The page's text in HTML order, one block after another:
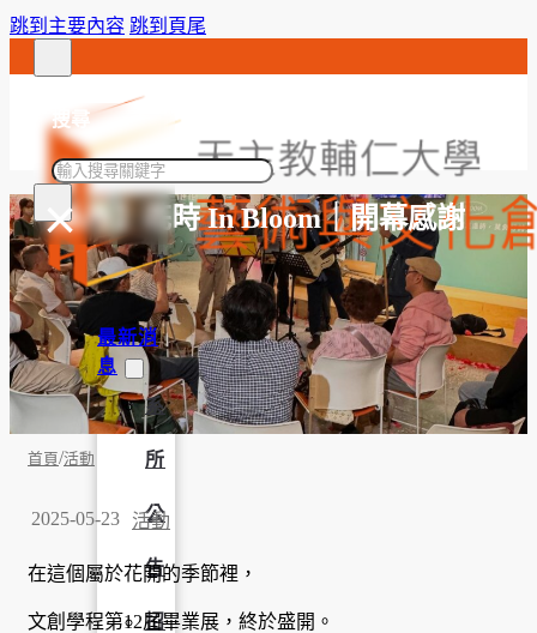
跳到主要內容 跳到頁尾
搜尋
搜
×
最新消
息
系
所
公
告
招
【系所】花時 In Bloom｜開幕感謝
首頁/活動
2025-05-23 活動
在這個屬於花開的季節裡，
文創學程第12屆畢業展，終於盛開。